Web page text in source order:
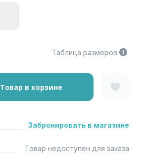
Таблица размеров
Товар в корзине
Забронировать в магазине
Товар недоступен для заказа